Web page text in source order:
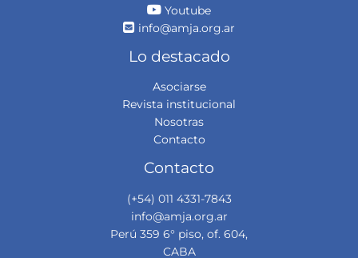
Youtube
info@amja.org.ar
Lo destacado
Asociarse
Revista institucional
Nosotras
Contacto
Contacto
(+54) 011 4331-7843
info@amja.org.ar
Perú 359 6° piso, of. 604,
CABA